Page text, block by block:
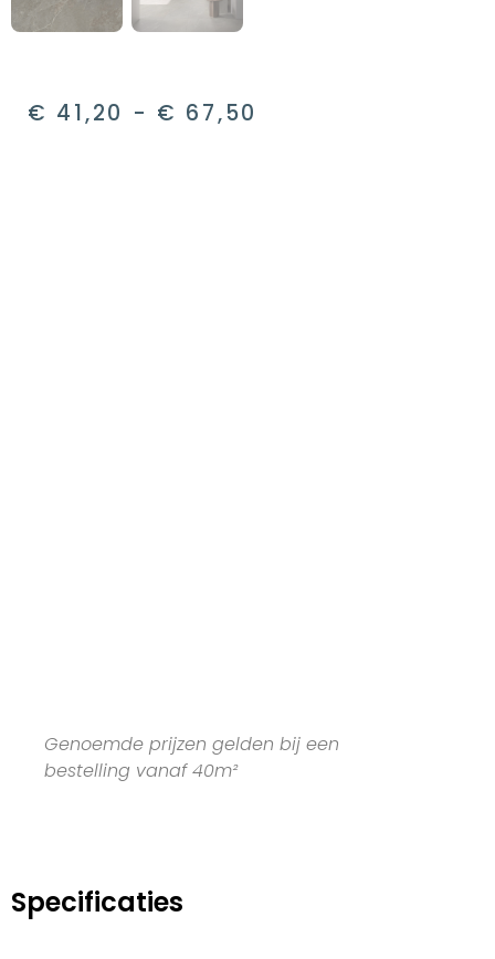
€ 41,20 - € 67,50
Genoemde prijzen gelden bij een
bestelling vanaf 40m²
Specificaties